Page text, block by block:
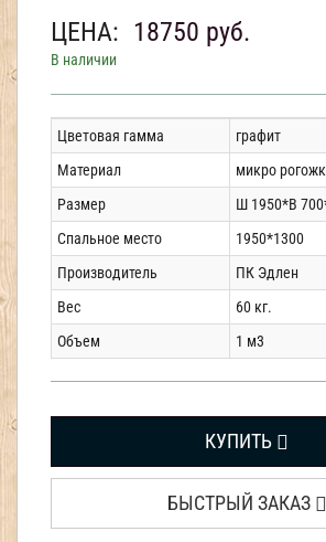
ЦЕНА: 18750 руб.
В наличии
Цветовая гамма
графит
Материал
микро
Размер
Ш 1950*В
Спальное место
1950*1300
Производитель
ПК Эдлен
Вес
60 кг.
Объем
1 м3
КУПИТЬ
БЫСТРЫЙ ЗАКАЗ